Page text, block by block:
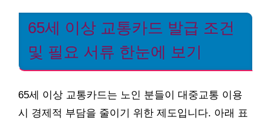
65세 이상 교통카드 발급 조건
및 필요 서류 한눈에 보기
65세 이상 교통카드는 노인 분들이 대중교통 이용
시 경제적 부담을 줄이기 위한 제도입니다. 아래 표